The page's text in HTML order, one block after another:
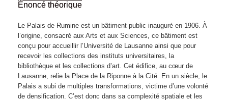
Énoncé théorique
Le Palais de Rumine est un bâtiment public inauguré en 1906. À
l’origine, consacré aux Arts et aux Sciences, ce bâtiment est
conçu pour accueillir l’Université de Lausanne ainsi que pour
recevoir les collections des instituts universitaires, la
bibliothèque et les collections d’art. Cet édifice, au cœur de
Lausanne, relie la Place de la Riponne à la Cité. En un siècle, le
Palais a subi de multiples transformations, victime d’une volonté
de densification. C’est donc dans sa complexité spatiale et les